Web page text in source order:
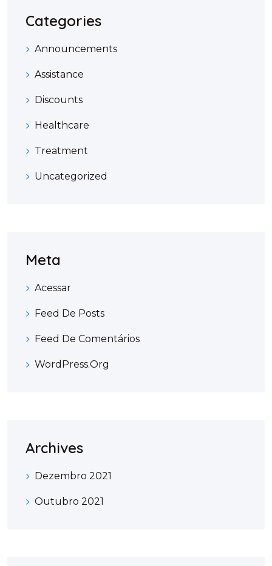
Categories
Announcements
Assistance
Discounts
Healthcare
Treatment
Uncategorized
Meta
Acessar
Feed De Posts
Feed De Comentários
WordPress.org
Archives
Dezembro 2021
Outubro 2021